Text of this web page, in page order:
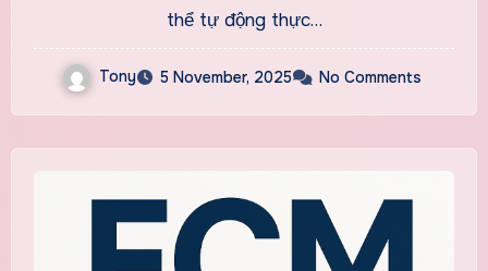
thể tự động thực…
Tony 5 November, 2025 No Comments